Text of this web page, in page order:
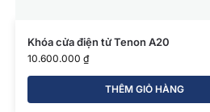
Khóa cửa điện tử Tenon A20
10.600.000 ₫
THÊM GIỎ HÀNG